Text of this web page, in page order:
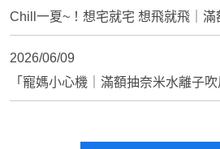
Chill一夏~！想宅就宅 想飛就飛｜
2026/06/09
「寵媽小心機｜滿額抽奈米水離子